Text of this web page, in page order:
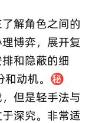
解角色之间的
博弈，展开复
和隐蔽的细
和动机。㊙️
但是轻手法与
深究。非常适